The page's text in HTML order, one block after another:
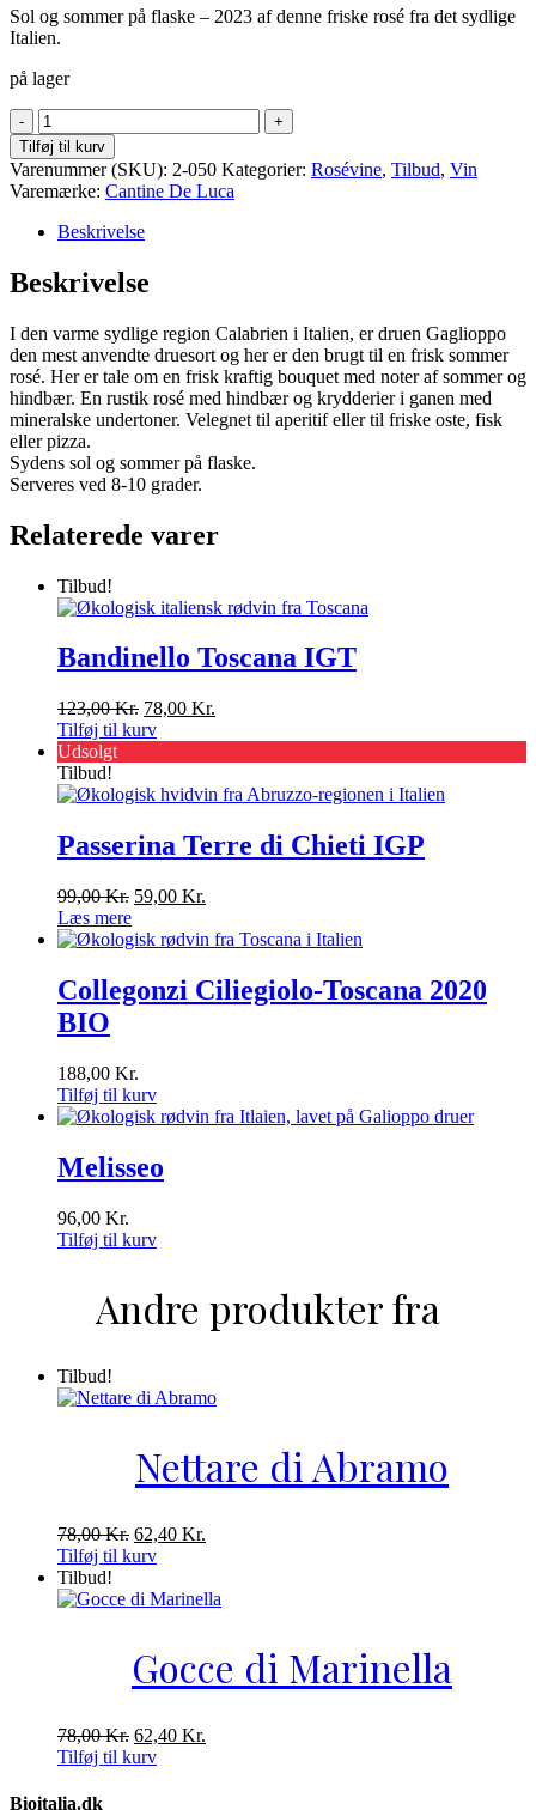
78,00 Kr..62,40 Kr..
Sol og sommer på flaske – 2023 af denne friske rosé fra det sydlige
Italien.
på lager
Terra
Melissese
antal
Tilføj til kurv
Varenummer (SKU): 2-050 Kategorier: Rosévine, Tilbud, Vin
Varemærke: Cantine De Luca
Beskrivelse
Beskrivelse
I den varme sydlige region Calabrien i Italien, er druen Gaglioppo
den mest anvendte druesort og her er den brugt til en frisk sommer
rosé. Her er tale om en frisk kraftig bouquet med noter af sommer og
hindbær. En rustik rosé med hindbær og krydderier i ganen med
mineralske undertoner. Velegnet til aperitif eller til friske oste, fisk
eller pizza.
Sydens sol og sommer på flaske.
Serveres ved 8-10 grader.
Relaterede varer
Tilbud!
Bandinello Toscana IGT
123,00Kr. Den
oprindelige
123,00 Kr..
78,00 Kr.
78,00 Kr..
Tilføj til kurv
Udsolgt
Tilbud!
Passerina Terre di Chieti IGP
99,00Kr. Den
pris
99,00 Kr..
59,00 Kr.
pris
59,00 Kr..
Læs mere
Collegonzi Ciliegiolo-Toscana 2020
BIO
188,00 Kr.
Tilføj til kurv
Melisseo
96,00 Kr.
Tilføj til kurv
Andre produkter fra
Tilbud!
Nettare di Abramo
78,00Kr. Den
oprindelige
var:
62,40 Kr.
er:
Tilføj til kurv
Tilbud!
Gocce di Marinella
78,00Kr. Den
oprindelige
62,40 Kr.
Tilføj til kurv
Bioitalia.dk